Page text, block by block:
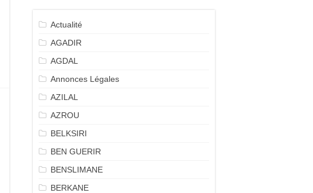
Actualité
AGADIR
AGDAL
Annonces Légales
AZILAL
AZROU
BELKSIRI
BEN GUERIR
BENSLIMANE
BERKANE